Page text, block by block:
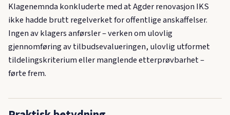
Klagenemnda konkluderte med at Agder renovasjon IKS
ikke hadde brutt regelverket for offentlige anskaffelser.
Ingen av klagers anførsler – verken om ulovlig
gjennomføring av tilbudsevalueringen, ulovlig utformet
tildelingskriterium eller manglende etterprøvbarhet –
førte frem.